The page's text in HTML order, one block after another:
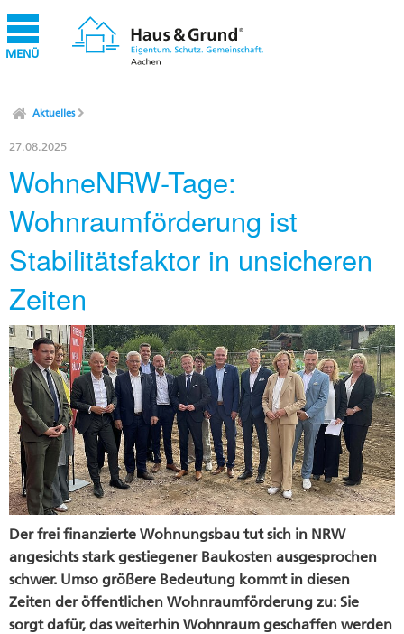
MENÜ
Aktuelles
27.08.2025
WohneNRW-Tage:
Wohnraumförderung ist
Stabilitätsfaktor in unsicheren
Zeiten
Der frei finanzierte Wohnungsbau tut sich in NRW
angesichts stark gestiegener Baukosten ausgesprochen
schwer. Umso größere Bedeutung kommt in diesen
Zeiten der öffentlichen Wohnraumförderung zu: Sie
sorgt dafür, das weiterhin Wohnraum geschaffen werden